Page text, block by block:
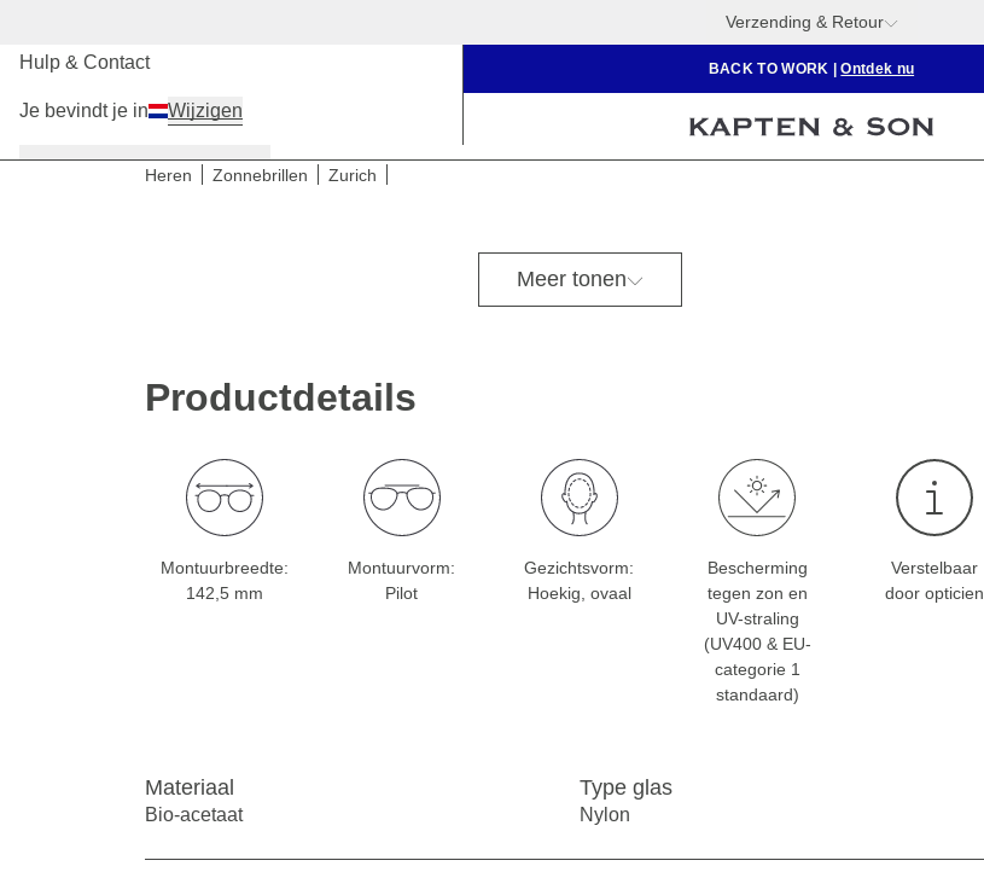
Verzending & Retour
BACK TO WORK |Ontdek nu
Heren Kinderen
Hulp & Contact
Je bevindt je in Wijzigen
Heren Zonnebrillen Zurich
Voor een breed hoofd
Meer tonen
Productdetails
Montuurbreedte:
142,5 mm
Montuurvorm:
Pilot
Gezichtsvorm:
Hoekig, ovaal
Bescherming
tegen zon en
UV-straling
(UV400 & EU-
categorie 1
standaard)
Verstelbaar
door opticien
Materiaal
Bio-acetaat
Type glas
Nylon